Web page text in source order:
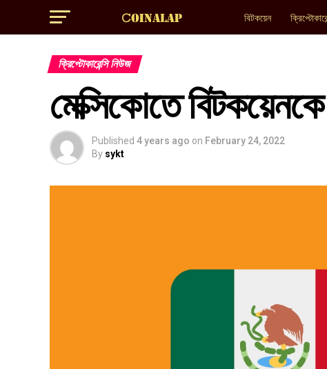
বিটকয়েন
ক্রিপ্টোকারেন্সি নিউজ
মেক্সিকোতে
Published 4 years ago on February 24, 2022
By sykt